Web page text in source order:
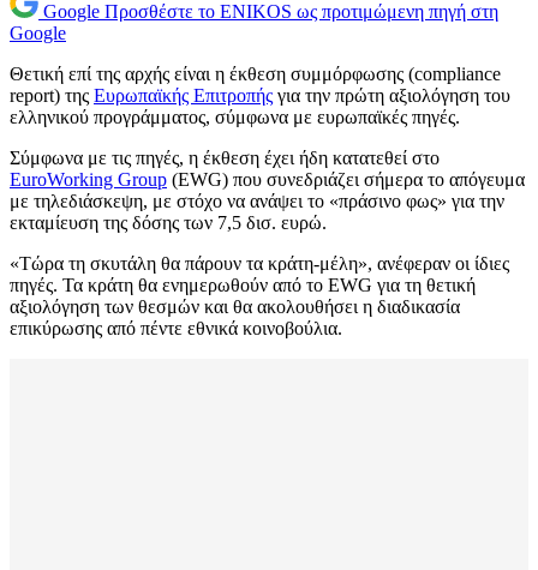
Google Προσθέστε το ENIKOS ως προτιμώμενη πηγή στη
Google
Θετική επί της αρχής είναι η έκθεση συμμόρφωσης (compliance
report) της Ευρωπαϊκής Επιτροπής για την πρώτη αξιολόγηση του
ελληνικού προγράμματος, σύμφωνα με ευρωπαϊκές πηγές.
Σύμφωνα με τις πηγές, η έκθεση έχει ήδη κατατεθεί στο
EuroWorking Group (EWG) που συνεδριάζει σήμερα το απόγευμα
με τηλεδιάσκεψη, με στόχο να ανάψει το «πράσινο φως» για την
εκταμίευση της δόσης των 7,5 δισ. ευρώ.
«Τώρα τη σκυτάλη θα πάρουν τα κράτη-μέλη», ανέφεραν οι ίδιες
πηγές. Τα κράτη θα ενημερωθούν από το EWG για τη θετική
αξιολόγηση των θεσμών και θα ακολουθήσει η διαδικασία
επικύρωσης από πέντε εθνικά κοινοβούλια.